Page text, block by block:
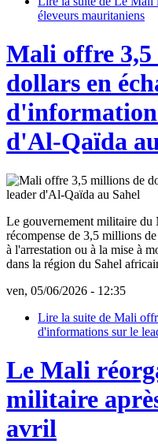
éleveurs mauritaniens
Mali offre
dollars en
d'Al-Qaïda
Le gouvernement militaire du
récompense de 3,5 millions
à l'arrestation ou à la mise à
dans la région du Sahel
ven, 05/06/2026 - 12:35
Lire la suite de Mali
d'informations sur le
Le Mali
militaire
avril